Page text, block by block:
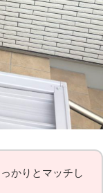
かりとマッチし